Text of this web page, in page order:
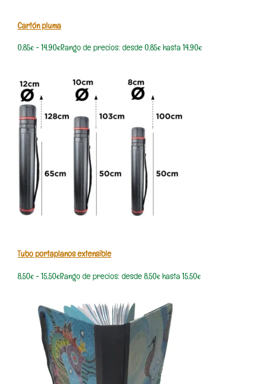
Cartón pluma
0,85€- 14,90€Rango de precios: desde 0,85€ hasta 14,90€
Tubo portaplanos extensible
8,50€- 15,50€Rango de precios: desde 8,50€ hasta 15,50€